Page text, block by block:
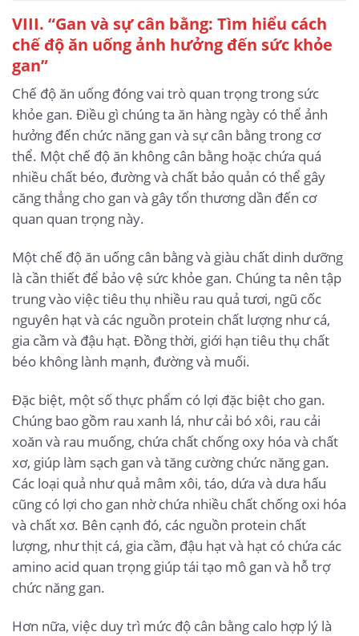
VIII. “Gan và sự cân bằng: Tìm hiểu cách
chế độ ăn uống ảnh hưởng đến sức khỏe
gan”
Chế độ ăn uống đóng vai trò quan trọng trong sức
khỏe gan. Điều gì chúng ta ăn hàng ngày có thể ảnh
hưởng đến chức năng gan và sự cân bằng trong cơ
thể. Một chế độ ăn không cân bằng hoặc chứa quá
nhiều chất béo, đường và chất bảo quản có thể gây
căng thẳng cho gan và gây tổn thương dần đến cơ
quan quan trọng này.
Một chế độ ăn uống cân bằng và giàu chất dinh dưỡng
là cần thiết để bảo vệ sức khỏe gan. Chúng ta nên tập
trung vào việc tiêu thụ nhiều rau quả tươi, ngũ cốc
nguyên hạt và các nguồn protein chất lượng như cá,
gia cầm và đậu hạt. Đồng thời, giới hạn tiêu thụ chất
béo không lành mạnh, đường và muối.
Đặc biệt, một số thực phẩm có lợi đặc biệt cho gan.
Chúng bao gồm rau xanh lá, như cải bó xôi, rau cải
xoăn và rau muống, chứa chất chống oxy hóa và chất
xơ, giúp làm sạch gan và tăng cường chức năng gan.
Các loại quả như quả mâm xôi, táo, dứa và dưa hấu
cũng có lợi cho gan nhờ chứa nhiều chất chống oxi hóa
và chất xơ. Bên cạnh đó, các nguồn protein chất
lượng, như thịt cá, gia cầm, đậu hạt và hạt có chứa các
amino acid quan trọng giúp tái tạo mô gan và hỗ trợ
chức năng gan.
Hơn nữa, việc duy trì mức độ cân bằng calo hợp lý là